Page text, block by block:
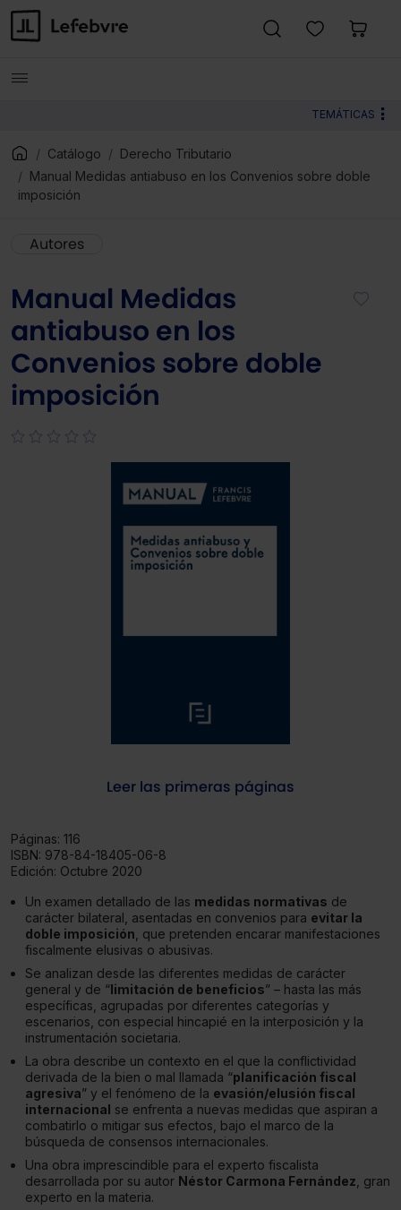
TEMÁTICAS
Catálogo
Derecho Tributario
Manual Medidas antiabuso en los Convenios sobre doble
imposición
Autores
Manual Medidas
antiabuso en los
Convenios sobre doble
imposición
Leer las primeras páginas
Páginas: 116
ISBN: 978-84-18405-06-8
Edición: Octubre 2020
Un examen detallado de las medidas normativas de
carácter bilateral, asentadas en convenios para evitar la
doble imposición , que pretenden encarar manifestaciones
fiscalmente elusivas o abusivas.
Se analizan desde las diferentes medidas de carácter
general y de “limitación de beneficios” – hasta las más
específicas, agrupadas por diferentes categorías y
escenarios, con especial hincapié en la interposición y la
instrumentación societaria.
La obra describe un contexto en el que la conflictividad
derivada de la bien o mal llamada “planificación fiscal
agresiva” y el fenómeno de la evasión/elusión fiscal
internacional se enfrenta a nuevas medidas que aspiran a
combatirlo o mitigar sus efectos, bajo el marco de la
búsqueda de consensos internacionales.
Una obra imprescindible para el experto fiscalista
desarrollada por su autor Néstor Carmona Fernández , gran
experto en la materia.